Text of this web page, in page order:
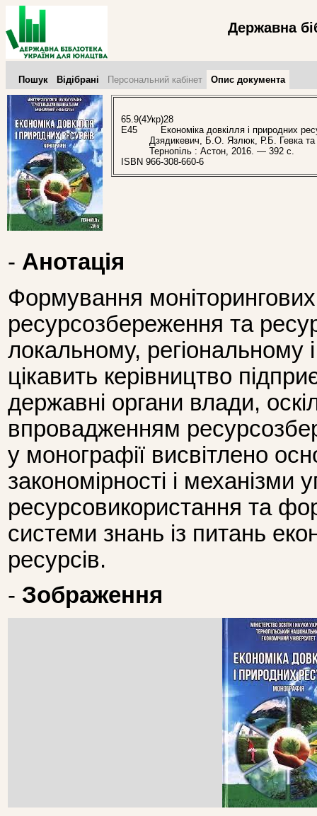
Державна
Пошук Відібрані Персональний кабінет Опис документа
65.9(4Укр)28
Е45
Економіка довкілля і природних
Дзядикевич, Б.О. Язлюк, Р.Б. Гевка
Тернопіль : Астон, 2016. — 392 с.
ISBN 966-308-660-6
- Анотація
Формування
ресурсозбереження та
локальному, регіональному
цікавить керівництво
державні органи влади,
впровадженням
у монографії висвітлено
закономірності і механізми
ресурсовикористання та
системи знань із питань
ресурсів.
- Зображення